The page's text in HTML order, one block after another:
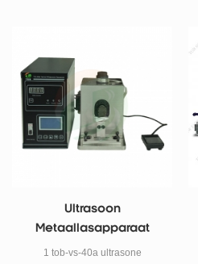
Ultrasoon
Metaallasapparaat
Voor Het Lassen Van Ni-
1 tob-vs-40a ultrasone